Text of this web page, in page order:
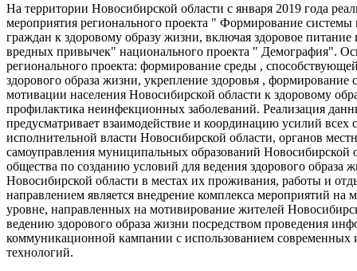
На территории Новосибирской области с января 2019 года
мероприятия регионального проекта " Формирование
граждан к здоровому образу жизни, включая здоровое питание
вредных привычек" национального проекта " Демография".
регионального проекта: формирование среды ,
здорового образа жизни, укрепление здоровья , формирование
мотивации населения Новосибирской области к здоровому
профилактика неинфекционных заболеваний. Реализация
предусматривает взаимодействие и координацию усилий всех
исполнительной власти Новосибирской области, органов
самоуправления муниципальных образований Новосибирской
общества по созданию условий для ведения здорового образа
Новосибирской области в местах их проживания, работы и
направлением является внедрение комплекса мероприятий на
уровне, направленных на мотивирование жителей
ведению здорового образа жизни посредством проведения
коммуникационной кампании с использованием
технологий.